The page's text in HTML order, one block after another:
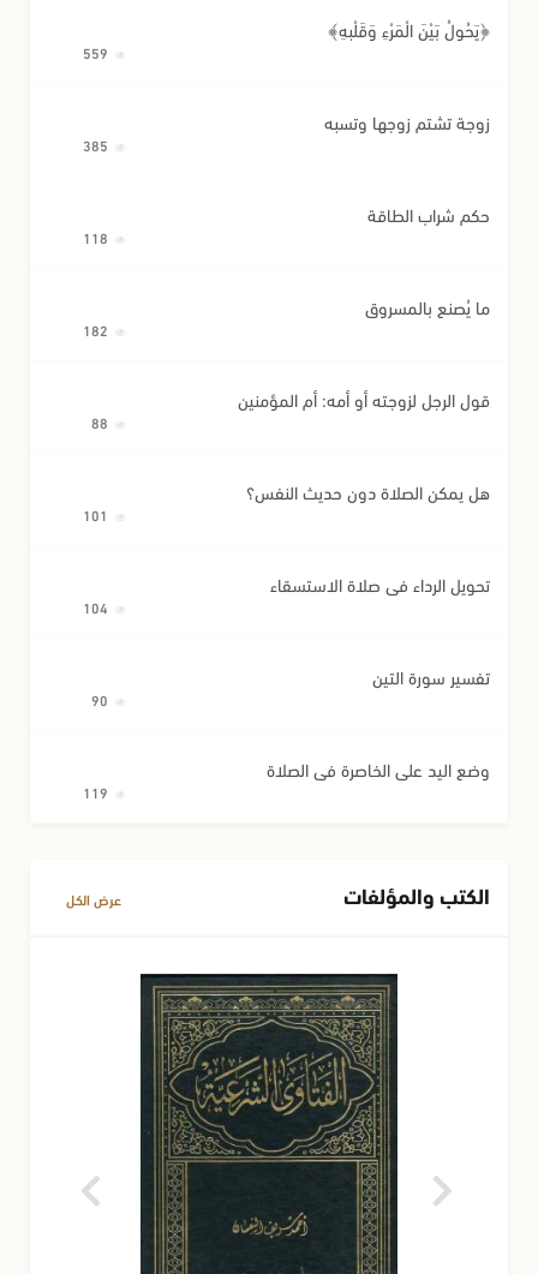
﴿يَحُولُ بَيْنَ الْمَرْءِ وَقَلْبِهِ﴾
زوجة تشتم زوجها وتسبه
حكم شراب الطاقة
ما يُصنع بالمسروق
قول الرجل لزوجته أو أمه: أم المؤمنين
هل يمكن الصلاة دون حديث النفس؟
تحويل الرداء في صلاة الاستسقاء
تفسير سورة التين
وضع اليد على الخاصرة في الصلاة
الكتب والمؤلفات عرض الكل